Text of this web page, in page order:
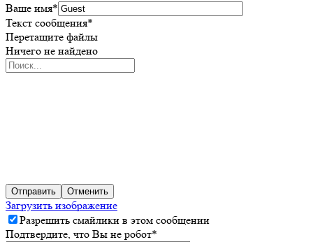
Ваше имя*
Текст сообщения*
Перетащите файлы
Ничего не найдено
Отправить Отменить
Загрузить изображение
Разрешить смайлики в этом сообщении
Подтвердите, что Вы не робот*